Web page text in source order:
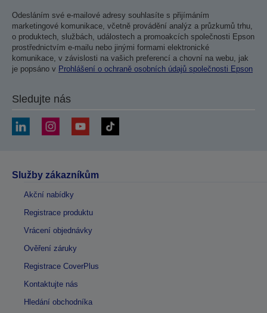
Odesláním své e-mailové adresy souhlasíte s přijímáním
marketingové komunikace, včetně provádění analýz a průzkumů trhu,
o produktech, službách, událostech a promoakcích společnosti Epson
prostřednictvím e-mailu nebo jinými formami elektronické
komunikace, v závislosti na vašich preferencí a chovní na webu, jak
je popsáno v Prohlášení o ochraně osobních údajů společnosti Epson
Sledujte nás
Služby zákazníkům
Akční nabídky
Registrace produktu
Vrácení objednávky
Ověření záruky
Registrace CoverPlus
Kontaktujte nás
Hledání obchodníka